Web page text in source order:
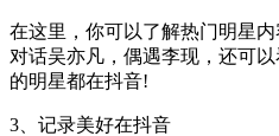
在这里，你可以了解热门明星
对话吴亦凡，偶遇李现，还可
的明星都在抖音!
3、记录美好在抖音